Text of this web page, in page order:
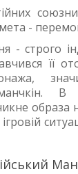
-
- строго
її
образа